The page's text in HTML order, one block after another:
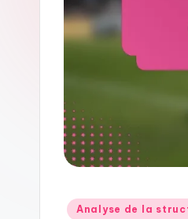
Posted
Analyse de la